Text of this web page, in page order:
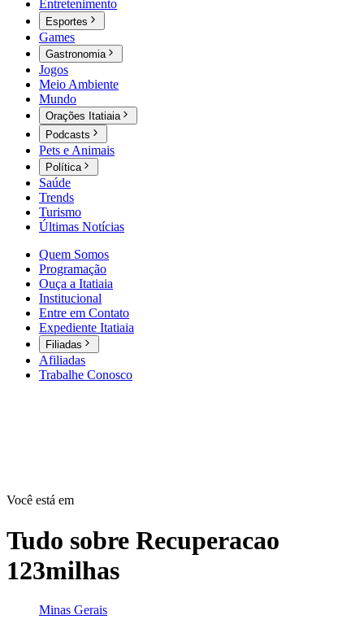
Entretenimento
Esportes
Games
Gastronomia
Jogos
Meio Ambiente
Mundo
Orações Itatiaia
Podcasts
Pets e Animais
Política
Saúde
Trends
Turismo
Últimas Notícias
Quem Somos
Programação
Ouça a Itatiaia
Institucional
Entre em Contato
Expediente Itatiaia
Filiadas
Afiliadas
Trabalhe Conosco
Você está em
Tudo sobre Recuperacao
123milhas
Minas Gerais